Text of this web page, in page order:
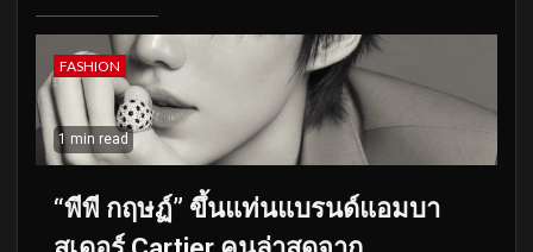
FASHION
1 min read
“พีพี กฤษฏ์” ขึ้นแท่นแบรนด์แอมบา